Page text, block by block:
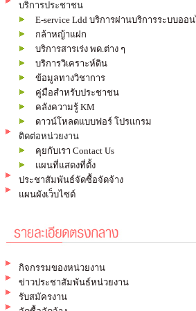
บริการประชาชน
E-service Ldd บริการผ่านบริการระบบออ
กล้าหญ้าแฝก
บริการสารเร่ง พด.ต่าง ๆ
บริการวิเคราะห์ดิน
ข้อมูลทางวิชาการ
คู่มือสำหรับประชาชน
คลังความรู้ KM
ดาวน์โหลดแบบฟอร์ โปรแกรม
ติดต่อหน่วยงาน
คุยกับเรา Contact Us
แผนที่แสดงที่ตั้ง
ประชาสัมพันธ์จัดซื้อจัดจ้าง
แผนผังเว็บไซต์
กิจกรรมของหน่วยงาน
ข่าวประชาสัมพันธ์หน่วยงาน
รับสมัครงาน